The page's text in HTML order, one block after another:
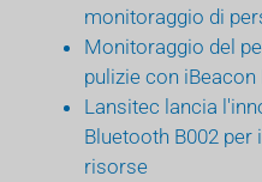
monitoraggio di
Monitoraggio del
pulizie con
Lansitec lancia
Bluetooth B002
risorse